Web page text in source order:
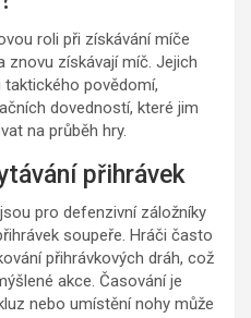
roli při získávání míče
znovu získávají míč. Jejich
povědomí,
dovedností, které jim
na průběh hry.
přihrávek
pro defenzivní záložníky
soupeře. Hráči často
přihrávkových dráh, což
akce. Časování je
nebo umístění nohy může